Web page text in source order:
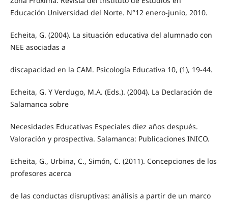
Educación Universidad del Norte. N°12 enero-junio, 2010.
Echeita, G. (2004). La situación educativa del alumnado con
NEE asociadas a
discapacidad en la CAM. Psicología Educativa 10, (1), 19-44.
Echeita, G. Y Verdugo, M.A. (Eds.). (2004). La Declaración de
Salamanca sobre
Necesidades Educativas Especiales diez años después.
Valoración y prospectiva. Salamanca: Publicaciones INICO.
Echeita, G., Urbina, C., Simón, C. (2011). Concepciones de los
profesores acerca
de las conductas disruptivas: análisis a partir de un marco